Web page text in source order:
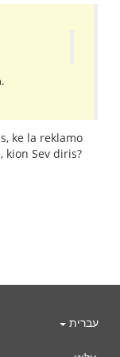
ke la reklamo
kion Sev diris?
עברית